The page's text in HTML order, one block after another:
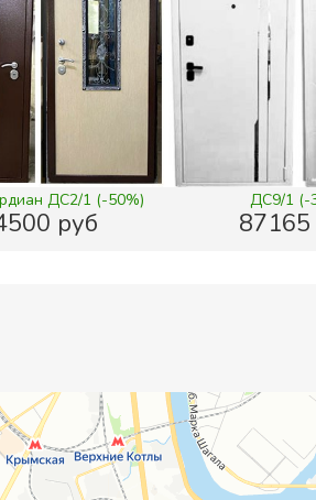
ДС2/1 (-50%)
руб
ДС9/1 (-
87165